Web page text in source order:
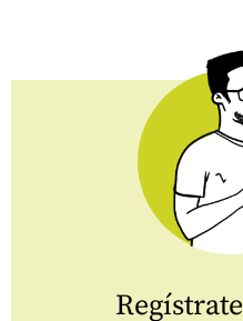
Regístrate